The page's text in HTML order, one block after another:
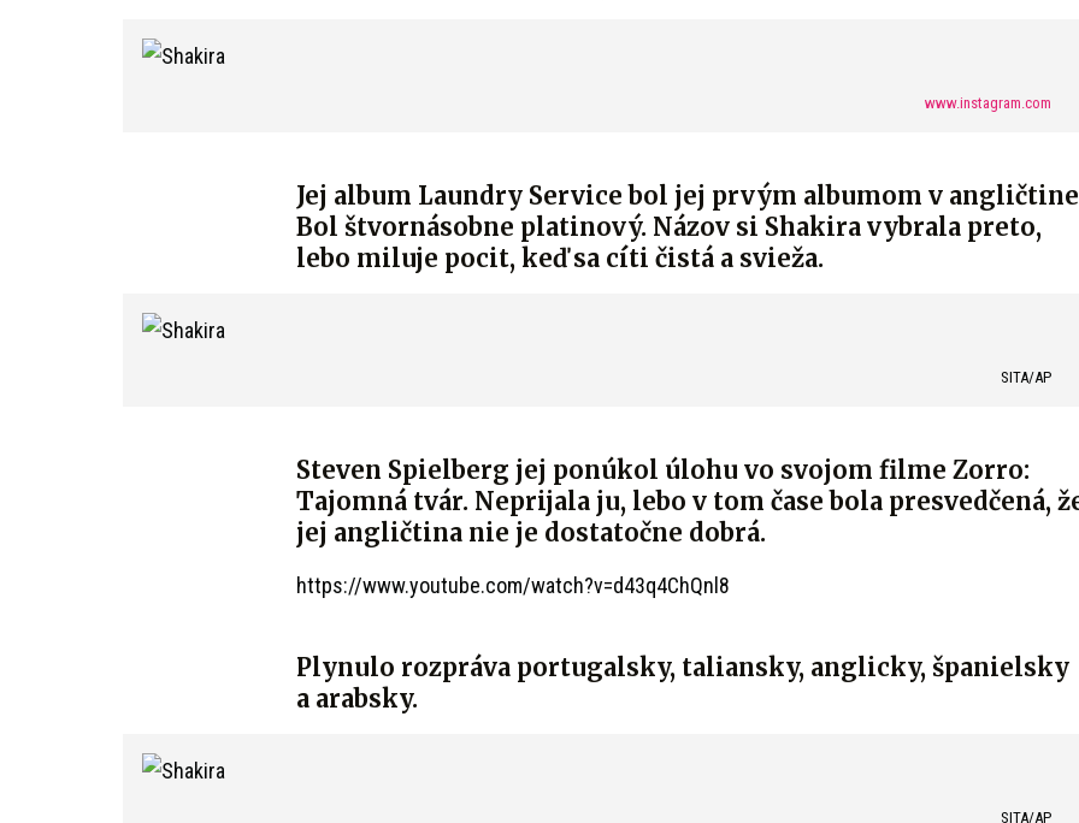
www.instagram.com
Jej album Laundry Service bol jej prvým albumom v
Bol štvornásobne platinový. Názov si Shakira vybrala preto,
lebo miluje pocit, keď sa cíti čistá a svieža.
SITA/AP
Steven Spielberg jej ponúkol úlohu vo svojom filme Zorro:
Tajomná tvár. Neprijala ju, lebo v tom čase bola presvedčená,
jej angličtina nie je dostatočne dobrá.
https://www.youtube.com/watch?v=d43q4ChQnl8
Plynulo rozpráva portugalsky, taliansky, anglicky, španielsky
a arabsky.
SITA/AP